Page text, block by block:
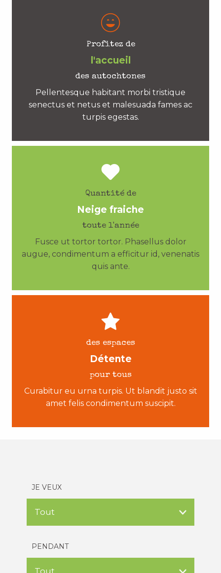
Profitez de
l'accueil
des autochtones
Pellentesque habitant morbi tristique
senectus et netus et malesuada fames ac
turpis egestas.
Quantité de
Neige fraiche
toute l'année
Fusce ut tortor tortor. Phasellus dolor
augue, condimentum a efficitur id, venenatis
quis ante.
des espaces
Détente
pour tous
Curabitur eu urna turpis. Ut blandit justo sit
amet felis condimentum suscipit.
JE VEUX
PENDANT